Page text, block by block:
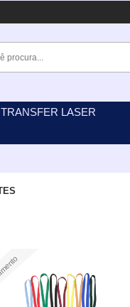
TRANSFER LASER